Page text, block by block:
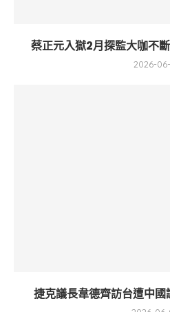
蔡正元入獄2月探監大咖不
2026-06-
捷克議長韋德齊訪台遭中